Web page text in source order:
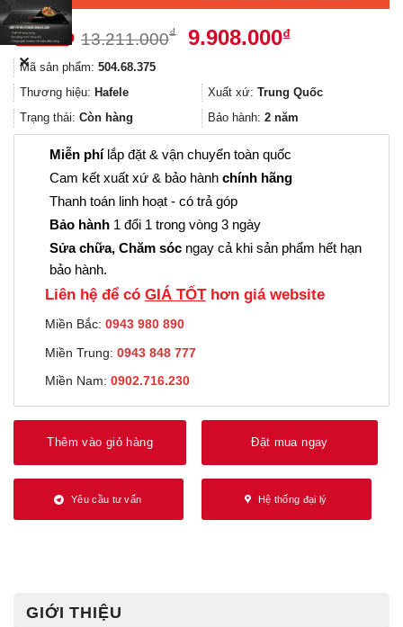
13.211.000₫
Giá
13.211.000₫.
9.908.000₫Giá
là:
9.908.000₫.
Mã sản phẩm: 504.68.375
Thương hiệu: Hafele Xuất xứ: Trung Quốc
Trạng thái: Còn hàng Bảo hành: 2 năm
Miễn phílắp đặt & vận chuyển toàn quốc
Cam kết xuất xứ & bảo hành chính hãng
Thanh toán linh hoạt - có trả góp
Bảo hành 1 đổi 1 trong vòng 3 ngày
Sửa chữa, Chăm sóc ngay cả khi sản phẩm hết hạn
bảo hành.
Liên hệ để có GIÁ TỐThơn giá website
Miền Bắc: 0943 980 890
Miền Trung: 0943 848 777
Miền Nam: 0902.716.230
Thêm vào giỏ hàng Đặt mua ngay
Yêu cầu tư vấn Hệ thống đại lý
GIỚI THIỆU
✕